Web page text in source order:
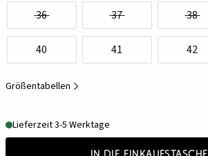
36 37 38
40 41 42
Größentabellen
Lieferzeit 3-5 Werktage